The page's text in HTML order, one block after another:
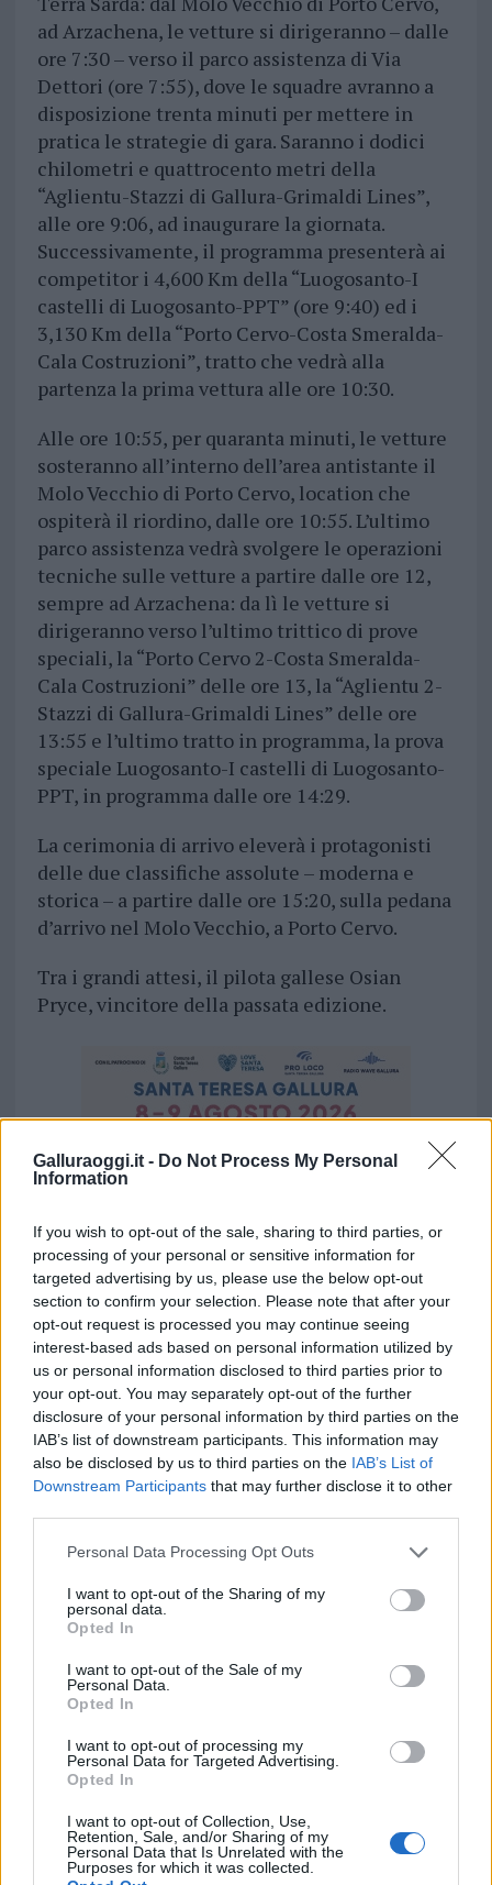
Galluraoggi.it - Do Not Process My Personal
Information
If you wish to opt-out of the sale, sharing to third parties, or
processing of your personal or sensitive information for
targeted advertising by us, please use the below opt-out
section to confirm your selection. Please note that after your
opt-out request is processed you may continue seeing
interest-based ads based on personal information utilized by
us or personal information disclosed to third parties prior to
your opt-out. You may separately opt-out of the further
disclosure of your personal information by third parties on the
IAB’s list of downstream participants. This information may
also be disclosed by us to third parties on the IAB’s List of
Downstream Participants that may further disclose it to other
Please note that this website/app uses one or more Google
not limited to your visit or usage behaviour. You may click to
grant or deny consent to Google and its third-party tags to
use your data for below specified purposes in below Google
consent section.
Personal Data Processing Opt Outs
I want to opt-out of the Sharing of my
personal data.
Opted In
I want to opt-out of the Sale of my
Personal Data.
Opted In
I want to opt-out of processing my
Personal Data for Targeted Advertising.
Opted In
I want to opt-out of Collection, Use,
Retention, Sale, and/or Sharing of my
Personal Data that Is Unrelated with the
Purposes for which it was collected.
ad Arzachena, le vetture si dirigeranno – dalle
ore 7:30 – verso il parco assistenza di Via
Dettori (ore 7:55), dove le squadre avranno a
disposizione trenta minuti per mettere in
pratica le strategie di gara. Saranno i dodici
chilometri e quattrocento metri della
“Aglientu-Stazzi di Gallura-Grimaldi Lines”,
alle ore 9:06, ad inaugurare la giornata.
Successivamente, il programma presenterà ai
competitor i 4,600 Km della “Luogosanto-I
castelli di Luogosanto-PPT” (ore 9:40) ed i
3,130 Km della “Porto Cervo-Costa Smeralda-
Cala Costruzioni”, tratto che vedrà alla
partenza la prima vettura alle ore 10:30.
Alle ore 10:55, per quaranta minuti, le vetture
sosteranno all’interno dell’area antistante il
Molo Vecchio di Porto Cervo, location che
ospiterà il riordino, dalle ore 10:55. L’ultimo
parco assistenza vedrà svolgere le operazioni
tecniche sulle vetture a partire dalle ore 12,
sempre ad Arzachena: da lì le vetture si
dirigeranno verso l’ultimo trittico di prove
speciali, la “Porto Cervo 2-Costa Smeralda-
Cala Costruzioni” delle ore 13, la “Aglientu 2-
Stazzi di Gallura-Grimaldi Lines” delle ore
13:55 e l’ultimo tratto in programma, la prova
speciale Luogosanto-I castelli di Luogosanto-
PPT, in programma dalle ore 14:29.
La cerimonia di arrivo eleverà i protagonisti
delle due classifiche assolute – moderna e
storica – a partire dalle ore 15:20, sulla pedana
d’arrivo nel Molo Vecchio, a Porto Cervo.
Tra i grandi attesi, il pilota gallese Osian
Pryce, vincitore della passata edizione.